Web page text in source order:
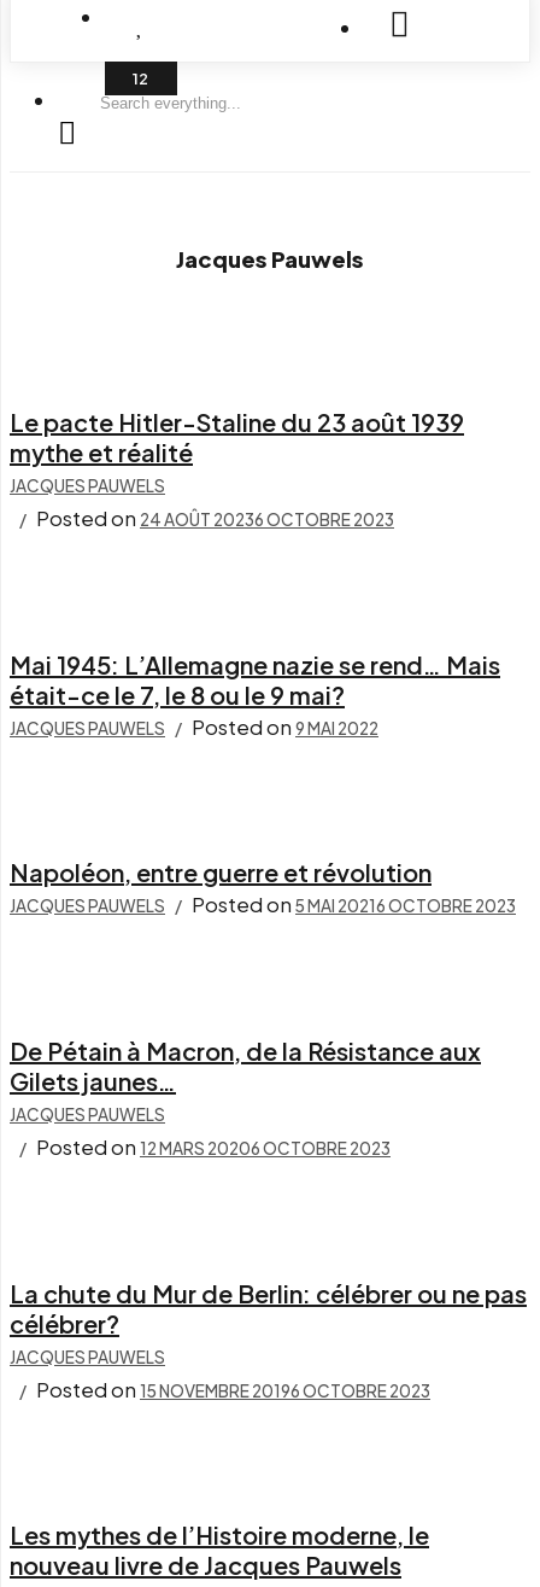
Search
Jacques Pauwels
Le pacte Hitler-Staline du 23 août 1939
mythe et réalité
JACQUES PAUWELS
Posted on 24 AOÛT 20236 OCTOBRE 2023
Mai 1945: L’Allemagne nazie se rend… Mais
était-ce le 7, le 8 ou le 9 mai?
JACQUES PAUWELS Posted on 9 MAI 2022
Napoléon, entre guerre et révolution
JACQUES PAUWELS Posted on 5 MAI 20216 OCTOBRE 2023
De Pétain à Macron, de la Résistance aux
Gilets jaunes…
JACQUES PAUWELS
Posted on 12 MARS 20206 OCTOBRE 2023
La chute du Mur de Berlin: célébrer ou ne pas
célébrer?
JACQUES PAUWELS
Posted on 15 NOVEMBRE 20196 OCTOBRE 2023
Les mythes de l’Histoire moderne, le
nouveau livre de Jacques Pauwels